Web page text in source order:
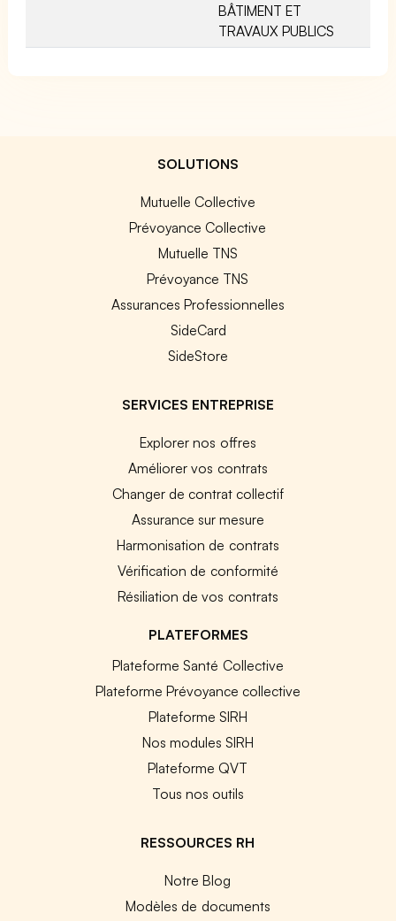
BÂTIMENT ET
TRAVAUX PUBLICS
SOLUTIONS
Mutuelle Collective
Prévoyance Collective
Mutuelle TNS
Prévoyance TNS
Assurances Professionnelles
SideCard
SideStore
SERVICES ENTREPRISE
Explorer nos offres
Améliorer vos contrats
Changer de contrat collectif
Assurance sur mesure
Harmonisation de contrats
Vérification de conformité
Résiliation de vos contrats
PLATEFORMES
Plateforme Santé Collective
Plateforme Prévoyance collective
Plateforme SIRH
Nos modules SIRH
Plateforme QVT
Tous nos outils
RESSOURCES RH
Notre Blog
Modèles de documents